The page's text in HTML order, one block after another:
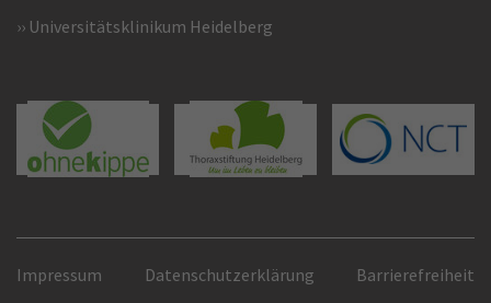
Universitätsklinikum Heidelberg
Impressum Datenschutzerklärung Barrierefreiheit